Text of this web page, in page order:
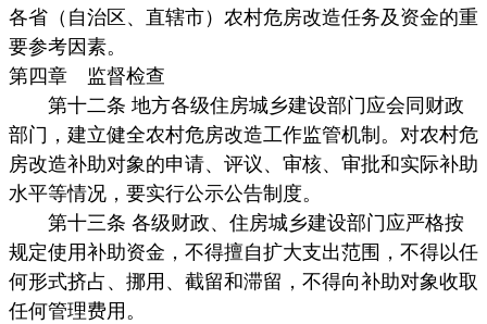
各省（自治区、直辖市）农村危房改造任务及资金的重
要参考因素。
第四章 监督检查
第十二条 地方各级住房城乡建设部门应会同财政
部门，建立健全农村危房改造工作监管机制。对农村危
房改造补助对象的申请、评议、审核、审批和实际补助
水平等情况，要实行公示公告制度。
第十三条 各级财政、住房城乡建设部门应严格按
规定使用补助资金，不得擅自扩大支出范围，不得以任
何形式挤占、挪用、截留和滞留，不得向补助对象收取
任何管理费用。